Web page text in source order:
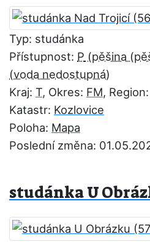
Typ: studánka
Přístupnost: P
Kraj: T, Okres: FM, Region:
Katastr: Kozlovice
Poloha: Mapa
Poslední změna:
studánka U